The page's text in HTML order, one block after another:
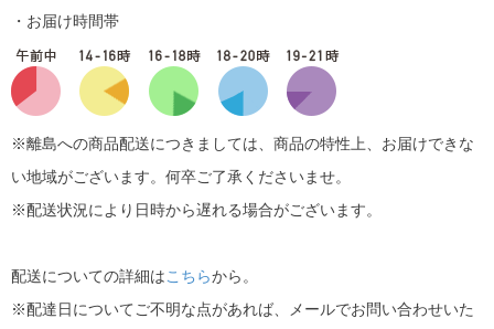
・お届け時間帯
※離島への商品配送につきましては、商品の特性上、お届けできな
い地域がございます。何卒ご了承くださいませ。
※配送状況により日時から遅れる場合がございます。
配送についての詳細はこちらから。
※配達日についてご不明な点があれば、メールでお問い合わせいた